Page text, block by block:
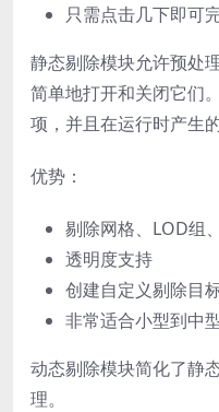
只需点击几下即可
静态剔除模块允许预处
简单地打开和关闭它们
项 ，并且在运行时产生
优势：
剔除网格、LOD组
透明度支持
创建自定义剔除目
非常适合小型到中
动态剔除模块简化了静
理。